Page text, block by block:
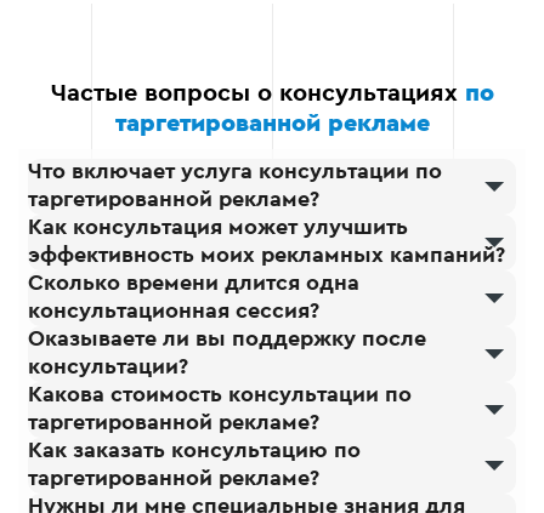
четко отлаженным
процессам, вы получите
Частые вопросы о консультациях по
таргетированной рекламе
Что включает услуга консультации по
таргетированной рекламе?
Как консультация может улучшить
эффективность моих рекламных кампаний?
Сколько времени длится одна
консультационная сессия?
Оказываете ли вы поддержку после
консультации?
Какова стоимость консультации по
таргетированной рекламе?
Как заказать консультацию по
таргетированной рекламе?
Нужны ли мне специальные знания для